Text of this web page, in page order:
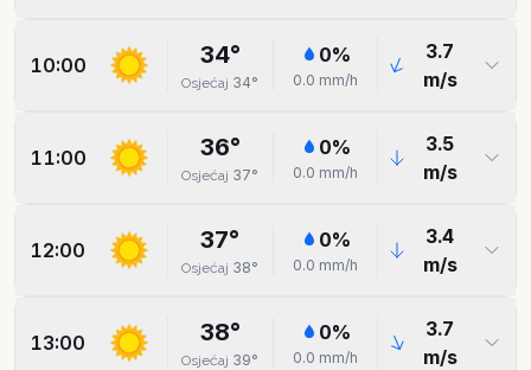
10:00 34°
Osjećaj 34°
0%
0.0 mm/h
3.7
m/s
11:00 36°
Osjećaj 37°
0%
0.0 mm/h
3.5
m/s
12:00 37°
Osjećaj 38°
0%
0.0 mm/h
3.4
m/s
13:00 38°
Osjećaj 39°
0%
0.0 mm/h
3.7
m/s